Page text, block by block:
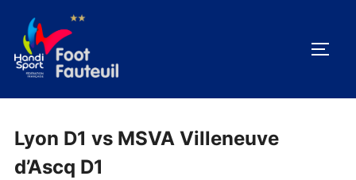
contenu
Lyon D1 vs MSVA Villeneuve
d’Ascq D1